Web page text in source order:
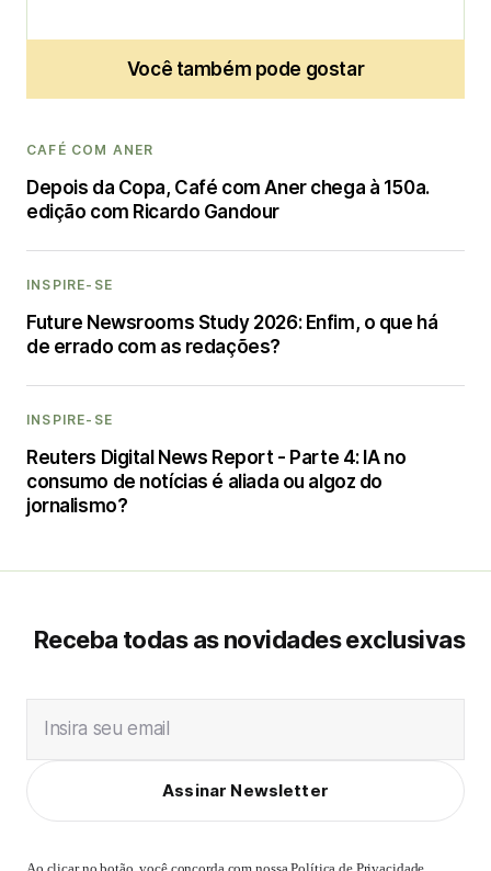
Você também pode gostar
CAFÉ COM ANER
Depois da Copa, Café com Aner chega à 150a.
edição com Ricardo Gandour
INSPIRE-SE
Future Newsrooms Study 2026: Enfim, o que há
de errado com as redações?
INSPIRE-SE
Reuters Digital News Report - Parte 4: IA no
consumo de notícias é aliada ou algoz do
jornalismo?
Receba todas as novidades exclusivas
Insira seu email
Assinar Newsletter